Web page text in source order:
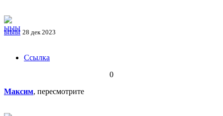
ыыы 28 дек 2023
Ссылка
0
Максим, пересмотрите